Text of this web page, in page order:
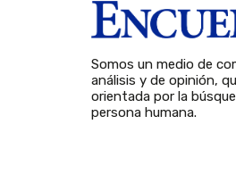
Somos un medio de
análisis y de opinión,
orientada por la
persona humana.